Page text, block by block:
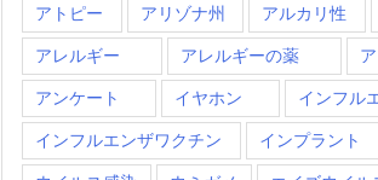
アトピー アリゾナ州 アルカリ性
アレルギー アレルギーの薬
アンケート イヤホン インフル
インフルエンザワクチン インプラント